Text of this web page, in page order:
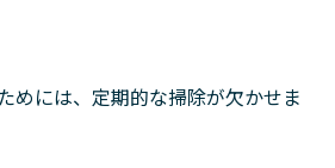
めには、定期的な掃除が欠かせま